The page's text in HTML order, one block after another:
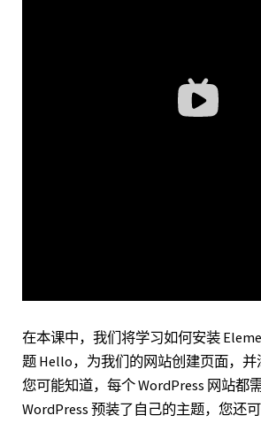
在本课中，我们将学习如何安装
题 Hello，为我们的网站创建页面，并
您可能知道，每个 WordPress 网站都
WordPress 预装了自己的主题，您还